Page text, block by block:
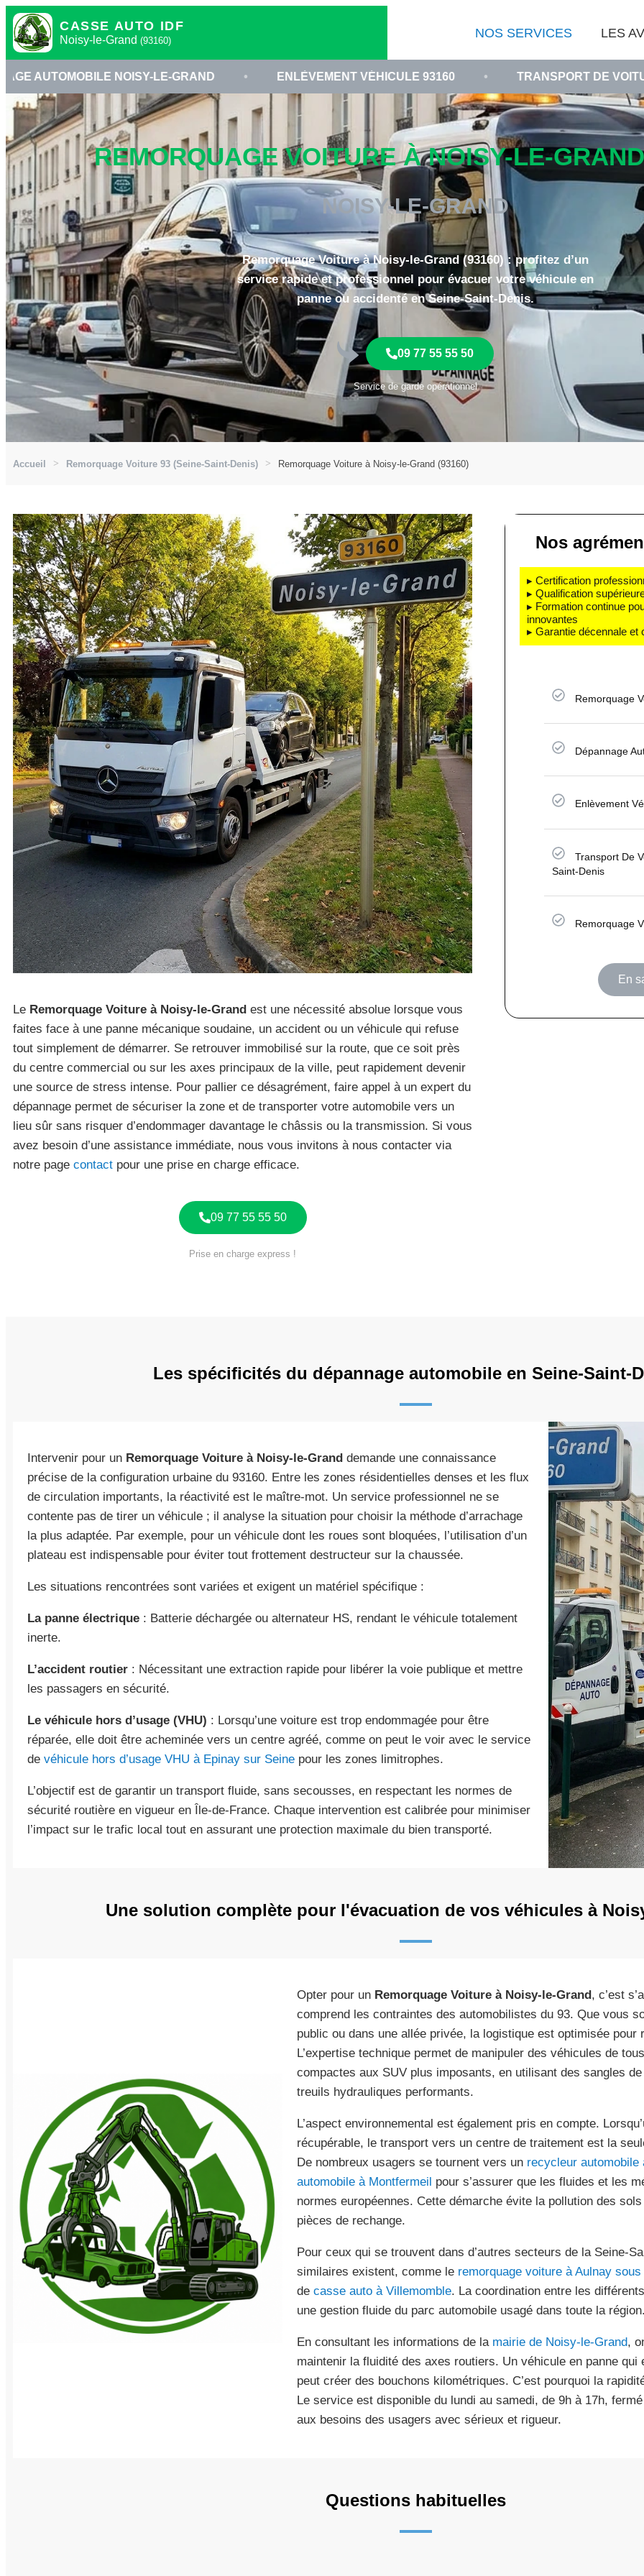
CASSE AUTO IDF
Noisy-le-Grand (93160)
NOS SERVICES LES
NOISY-LE-GRAND • ENLÈVEMENT VÉHICULE 93160 • TRANSPORT DE VOITURE EN
REMORQUAGE VOITURE À NOISY-LE-
NOISY-LE-GRAND
Remorquage Voiture à Noisy-le-Grand (93160) : profitez d’un
service rapide et professionnel pour évacuer votre véhicule en
panne ou accidenté en Seine-Saint-Denis.
09 77 55 55 50
Service de garde opérationnel
Accueil Remorquage Voiture 93 (Seine-Saint-Denis) Remorquage Voiture à Noisy-le-Grand (93160)
Le Remorquage Voiture à Noisy-le-Grand est une nécessité absolue lorsque vous
faites face à une panne mécanique soudaine, un accident ou un véhicule qui refuse
tout simplement de démarrer. Se retrouver immobilisé sur la route, que ce soit près
du centre commercial ou sur les axes principaux de la ville, peut rapidement devenir
une source de stress intense. Pour pallier ce désagrément, faire appel à un expert du
dépannage permet de sécuriser la zone et de transporter votre automobile vers un
lieu sûr sans risquer d’endommager davantage le châssis ou la transmission. Si vous
avez besoin d’une assistance immédiate, nous vous invitons à nous contacter via
notre page contact pour une prise en charge efficace.
09 77 55 55 50
Prise en charge express !
Nos
▸ Certification
▸ Qualification
▸ Formation continue
innovantes
▸ Garantie décennale et
Remorquage
Dépannage
Enlèvement
Transport De
Saint-Denis
Remorquage
En
Les spécificités du dépannage automobile en Seine-Saint-
Intervenir pour un Remorquage Voiture à Noisy-le-Grand demande une connaissance
précise de la configuration urbaine du 93160. Entre les zones résidentielles denses et les flux
de circulation importants, la réactivité est le maître-mot. Un service professionnel ne se
contente pas de tirer un véhicule ; il analyse la situation pour choisir la méthode d’arrachage
la plus adaptée. Par exemple, pour un véhicule dont les roues sont bloquées, l’utilisation d’un
plateau est indispensable pour éviter tout frottement destructeur sur la chaussée.
Les situations rencontrées sont variées et exigent un matériel spécifique :
La panne électrique : Batterie déchargée ou alternateur HS, rendant le véhicule totalement
inerte.
L’accident routier : Nécessitant une extraction rapide pour libérer la voie publique et mettre
les passagers en sécurité.
Le véhicule hors d’usage (VHU) : Lorsqu’une voiture est trop endommagée pour être
réparée, elle doit être acheminée vers un centre agréé, comme on peut le voir avec le service
de véhicule hors d’usage VHU à Epinay sur Seine pour les zones limitrophes.
L’objectif est de garantir un transport fluide, sans secousses, en respectant les normes de
sécurité routière en vigueur en Île-de-France. Chaque intervention est calibrée pour minimiser
l’impact sur le trafic local tout en assurant une protection maximale du bien transporté.
Une solution complète pour l'évacuation de vos véhicules à
Opter pour un Remorquage Voiture à Noisy-le-Grand, c’est
comprend les contraintes des automobilistes du 93. Que vous
public ou dans une allée privée, la logistique est optimisée pour
L’expertise technique permet de manipuler des véhicules de
compactes aux SUV plus imposants, en utilisant des sangles
treuils hydrauliques performants.
L’aspect environnemental est également pris en compte.
récupérable, le transport vers un centre de traitement est la
De nombreux usagers se tournent vers un recycleur automobile
automobile à Montfermeil pour s’assurer que les fluides et les
normes européennes. Cette démarche évite la pollution des
pièces de rechange.
Pour ceux qui se trouvent dans d’autres secteurs de la Seine-
similaires existent, comme le remorquage voiture à Aulnay
de casse auto à Villemomble. La coordination entre les
une gestion fluide du parc automobile usagé dans toute la
En consultant les informations de la mairie de Noisy-le-Grand,
maintenir la fluidité des axes routiers. Un véhicule en panne qui
peut créer des bouchons kilométriques. C’est pourquoi la
Le service est disponible du lundi au samedi, de 9h à 17h,
aux besoins des usagers avec sérieux et rigueur.
Questions habituelles